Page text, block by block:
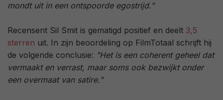
mondt uit in een ontspoorde egostrijd."
Recensent Sil Smit is gematigd positief en deelt 3,5
sterren uit. In zijn beoordeling op FilmTotaal schrijft hij
de volgende conclusie: "Het is een coherent geheel dat
vermaakt en verrast, maar soms ook bezwijkt onder
een overmaat van satire."